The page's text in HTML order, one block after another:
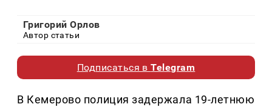
Григорий Орлов
Автор статьи
Подписаться вTelegram
В Кемерово полиция задержала 19-летнюю